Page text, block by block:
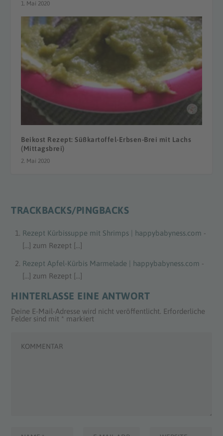
1. Mai 2020
Beikost Rezept: Süßkartoffel-Erbsen-Brei mit Lachs
(Mittagsbrei)
2. Mai 2020
TRACKBACKS/PINGBACKS
Rezept Kürbissuppe mit Shrimps | happybabyness.com -
[…] zum Rezept […]
Rezept Apfel-Kürbis Marmelade | happybabyness.com -
[…] zum Rezept […]
HINTERLASSE EINE ANTWORT
Deine E-Mail-Adresse wird nicht veröffentlicht. Erforderliche
Felder sind mit * markiert